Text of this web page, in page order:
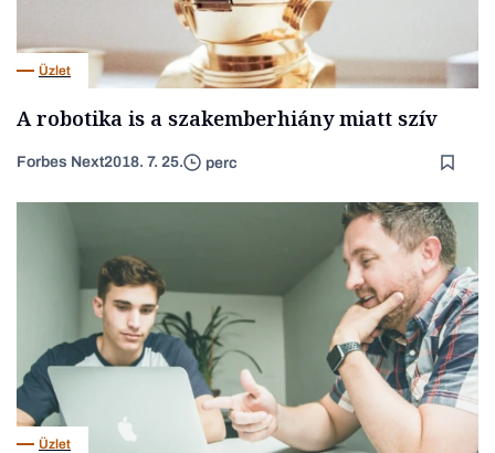
Üzlet
A robotika is a szakemberhiány miatt szív
Forbes Next2018. 7. 25. perc
Üzlet